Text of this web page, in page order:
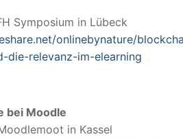
Symposium in Lübeck
onlinebynature/
die-relevanz-im-elearning
bei Moodle
in Kassel